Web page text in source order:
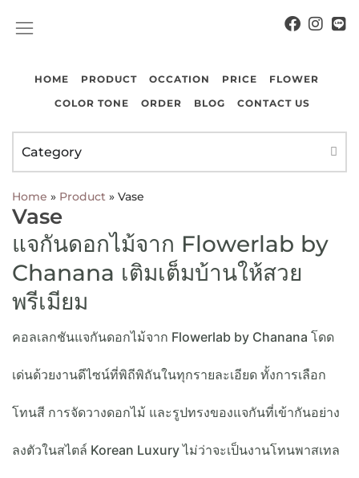
HOME PRODUCT OCCATION PRICE
FLOWER
COLOR TONE
ORDER BLOG CONTACT US
Category
Home » Product » Vase
Vase
แจกันดอกไม้จาก Flowerlab by
Chanana เติมเต็มบ้านให้สวย
พรีเมียม
คอลเลกชันแจกันดอกไม้จาก Flowerlab by Chanana โดด
เด่นด้วยงานดีไซน์ที่พิถีพิถันในทุกรายละเอียด ทั้งการเลือก
โทนสี การจัดวางดอกไม้ และรูปทรงของแจกันที่เข้ากันอย่าง
ลงตัวในสไตล์ Korean Luxury ไม่ว่าจะเป็นงานโทนพาสเทล